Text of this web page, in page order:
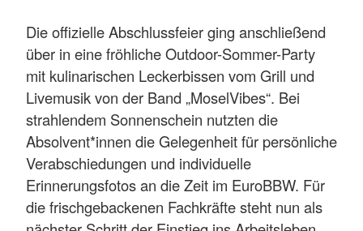
Die offizielle Abschlussfeier ging anschließend
über in eine fröhliche Outdoor-Sommer-Party
mit kulinarischen Leckerbissen vom Grill und
Livemusik von der Band „MoselVibes“. Bei
strahlendem Sonnenschein nutzten die
Absolvent*innen die Gelegenheit für persönliche
Verabschiedungen und individuelle
Erinnerungsfotos an die Zeit im EuroBBW. Für
die frischgebackenen Fachkräfte steht nun als